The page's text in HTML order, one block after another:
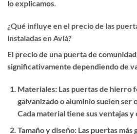
lo explicamos.
¿Qué influye en el precio de las
instaladas en Avià?
El precio de una puerta de
significativamente dependiendo de
Materiales: Las puertas de hierro
galvanizado o aluminio suelen ser
Cada material tiene sus ventajas y
Tamaño y diseño: Las puertas más